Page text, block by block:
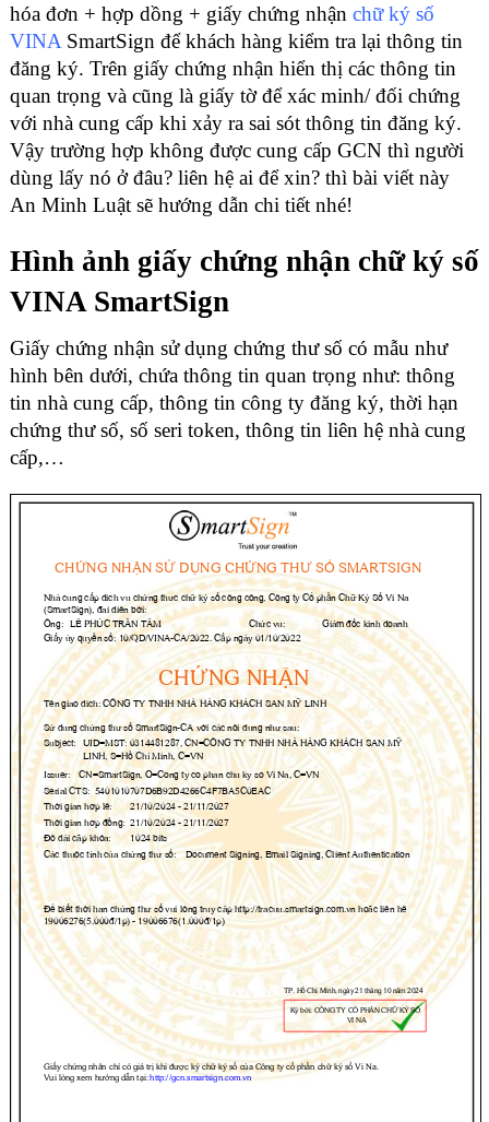
hóa đơn + hợp dồng + giấy chứng nhận chữ ký số
VINASmartSign để khách hàng kiểm tra lại thông tin
đăng ký. Trên giấy chứng nhận hiển thị các thông tin
quan trọng và cũng là giấy tờ để xác minh/ đối chứng
với nhà cung cấp khi xảy ra sai sót thông tin đăng ký.
Vậy trường hợp không được cung cấp GCN thì người
dùng lấy nó ở đâu? liên hệ ai để xin? thì bài viết này
An Minh Luật sẽ hướng dẫn chi tiết nhé!
Hình ảnh giấy chứng nhận chữ ký số
VINA SmartSign
Giấy chứng nhận sử dụng chứng thư số có mẫu như
hình bên dưới, chứa thông tin quan trọng như: thông
tin nhà cung cấp, thông tin công ty đăng ký, thời hạn
chứng thư số, số seri token, thông tin liên hệ nhà cung
cấp,…